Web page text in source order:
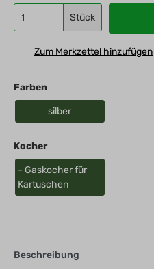
Stück
Zum Merkzettel hinzufügen
Farben
silber
Kocher
- Gaskocher für
Kartuschen
Beschreibung